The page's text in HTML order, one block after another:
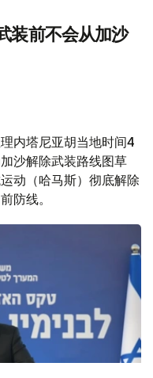
装前不会从加沙
内塔尼亚胡当地时间4
沙解除武装路线图草
动（哈马斯）彻底解除
防线。